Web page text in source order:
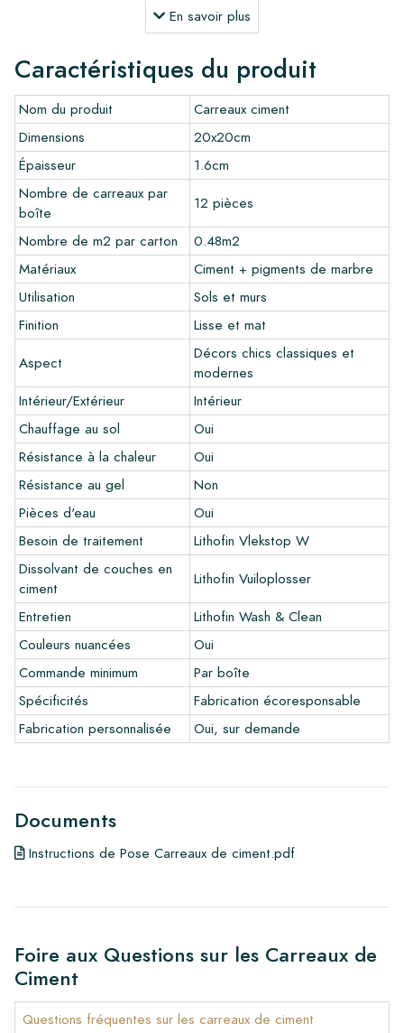
Europe dans un délai de 4 à 5 jours ouvrables. Cependant,
pour les projets sur mesure, les délais de livraison et
livrons avec des transporteurs réputés, mais vous pouvez
également récupérer les carreaux vous-même dans notre
entrepôt à Alkmaar ou notre salle d'exposition à Breda. Les
retours de carreaux ne sont acceptés que dans des boîtes
intactes et non ouvertes, et à vos frais.
Commande d'échantillons
Pour avoir une bonne impression de nos produits, nous
recommandons toujours de commander quelques échantillons
au préalable. Les frais d'échantillons seront déduits de toute
commande éventuelle.
Créez votre propre carreau
Vous souhaitez créer un carreau qui s'harmonise parfaitement
avec les autres couleurs de votre intérieur? Visitez notre
programme de conception via ce lien et laissez libre cours à
votre créativité.
Garantie
La période de garantie est toujours d'un an après la livraison.
La garantie couvre uniquement les défauts de fabrication et
en cas d'utilisation de nos produits de pose et d'entretien
Lithofin. Aucune réclamation ne peut être faite pour les
carreaux déjà installés.
Liens
•Programme de dessin pour créer votre propre carreau
•En savoir plus sur nos carrelages
•Consultez nos brochures
•Produits d'entretien
En savoir plus
Caractéristiques du produit
Nom du produit
Carreaux ciment
Dimensions
20x20cm
Épaisseur
1.6cm
Nombre de carreaux par
boîte
12 pièces
Nombre de m2 par carton
0.48m2
Matériaux
Ciment + pigments de marbre
Utilisation
Sols et murs
Finition
Lisse et mat
Aspect
Décors chics classiques et
modernes
Intérieur/Extérieur
Intérieur
Chauffage au sol
Oui
Résistance à la chaleur
Oui
Résistance au gel
Non
Pièces d'eau
Oui
Besoin de traitement
Lithofin Vlekstop W
Dissolvant de couches en
ciment
Lithofin Vuiloplosser
Entretien
Lithofin Wash & Clean
Couleurs nuancées
Oui
Commande minimum
Par boîte
Spécificités
Fabrication écoresponsable
Fabrication personnalisée
Oui, sur demande
Documents
Instructions de Pose Carreaux de ciment.pdf
Foire aux Questions sur les Carreaux de
Ciment
Questions fréquentes sur les carreaux de ciment